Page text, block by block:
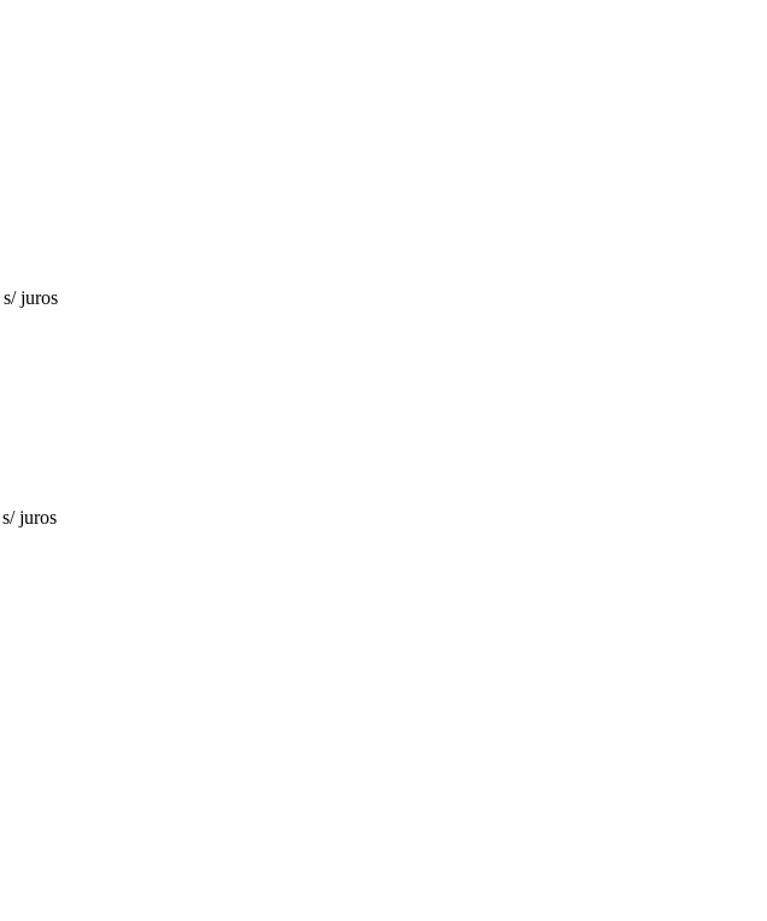
s/ juros
s/ juros